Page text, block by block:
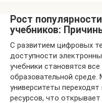
Рост
учебников:
С развитием цифровых
доступности
учебники становятся
образовательной
университеты
ресурсов, что